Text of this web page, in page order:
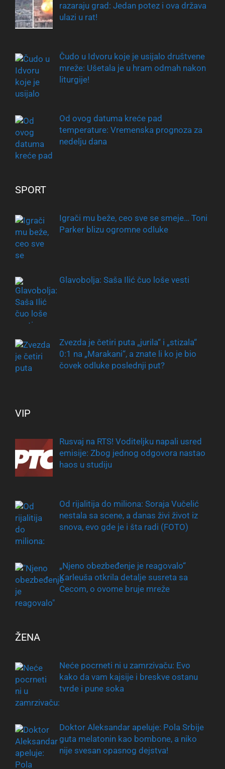
razaraju grad: Jedan potez i ova država
ulazi u rat!
Čudo u Idvoru koje je usijalo društvene
mreže: Ušetala je u hram odmah nakon
liturgije!
Od ovog datuma kreće pad
temperature: Vremenska prognoza za
nedelju dana
SPORT
Igrači mu beže, ceo sve se smeje… Toni
Parker blizu ogromne odluke
Glavobolja: Saša Ilić čuo loše vesti
Zvezda je četiri puta „jurila“ i „stizala“
0:1 na „Marakani“, a znate li ko je bio
čovek odluke poslednji put?
VIP
Rusvaj na RTS! Voditeljku napali usred
emisije: Zbog jednog odgovora nastao
haos u studiju
Od rijalitija do miliona: Soraja Vučelić
nestala sa scene, a danas živi život iz
snova, evo gde je i šta radi (FOTO)
„Njeno obezbeđenje je reagovalo“
Karleuša otkrila detalje susreta sa
Cecom, o ovome bruje mreže
ŽENA
Neće pocrneti ni u zamrzivaču: Evo
kako da vam kajsije i breskve ostanu
tvrde i pune soka
Doktor Aleksandar apeluje: Pola Srbije
guta melatonin kao bombone, a niko
nije svesan opasnog dejstva!